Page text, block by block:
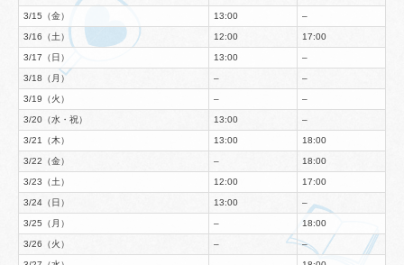
3/15（金） 13:00 –
3/16（土） 12:00 17:00
3/17（日） 13:00 –
3/18（月） – –
3/19（火） – –
3/20（水・祝） 13:00 –
3/21（木） 13:00 18:00
3/22（金） – 18:00
3/23（土） 12:00 17:00
3/24（日） 13:00 –
3/25（月） – 18:00
3/26（火） – –